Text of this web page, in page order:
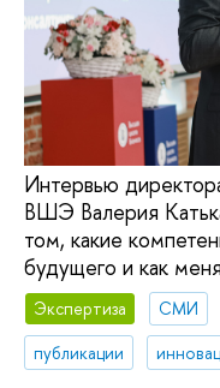
Интервью
ВШЭ Валерия
том, какие
будущего и как
Экспертиза
СМИ
публикации